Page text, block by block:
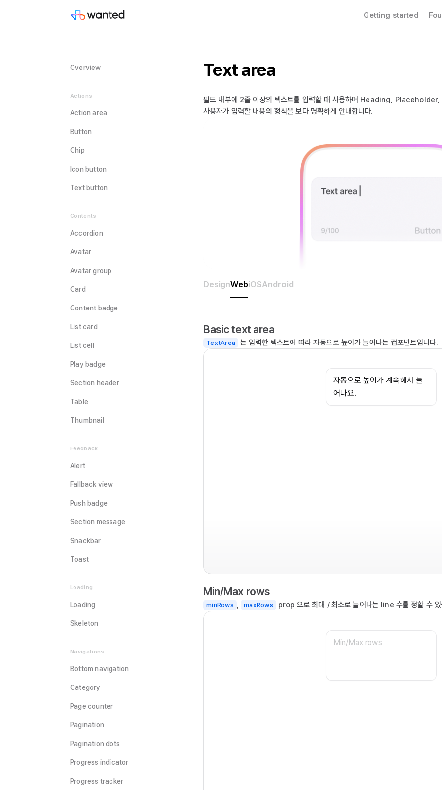
Getting started
Overview
Actions
Action area
Button
Chip
Icon button
Text button
Contents
Accordion
Avatar
Avatar group
Card
Content badge
List card
List cell
Play badge
Section header
Table
Thumbnail
Feedback
Alert
Fallback view
Push badge
Section message
Snackbar
Toast
Loading
Loading
Skeleton
Navigations
Bottom navigation
Category
Page counter
Pagination
Pagination dots
Progress indicator
Progress tracker
Text area
필드 내부에 2줄 이상의 텍스트를 입력할 때 사용하며 Heading,
사용자가 입력할 내용의 형식을 보다 명확하게 안내합니다.
DesignWebiOSAndroid
Basic text area
TextArea 는 입력한 텍스트에 따라 자동으로 높이가 늘어나는 컴포넌트입니다.
Min/Max rows
minRows , maxRows prop 으로 최대 / 최소로 늘어나는 line 수를 정할 수 있